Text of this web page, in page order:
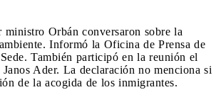
Orbán conversaron sobre la
Informó la Oficina de Prensa de
También participó en la reunión el
Ader. La declaración no menciona si
de la acogida de los inmigrantes.